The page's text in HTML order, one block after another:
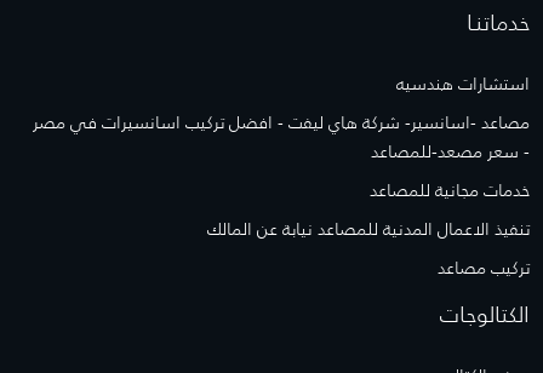
خدماتنـا
استشارات هندسيه
مصاعد -اسانسير- شركة هاي ليفت - افضل تركيب اسانسيرات في مصر
- سعر مصعد-للمصاعد
خدمات مجانية للمصاعد
تنفيذ الاعمال المدنية للمصاعد نيابة عن المالك
تركيب مصاعد
الكتالوجات